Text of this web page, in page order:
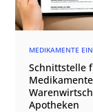
MEDIKAMENTE
Schnittstelle
Apotheken